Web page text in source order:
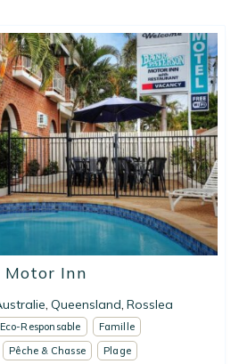
Motor Inn
Queensland Rosslea
Eco-Responsable
Famille
Pêche & Chasse
Plage